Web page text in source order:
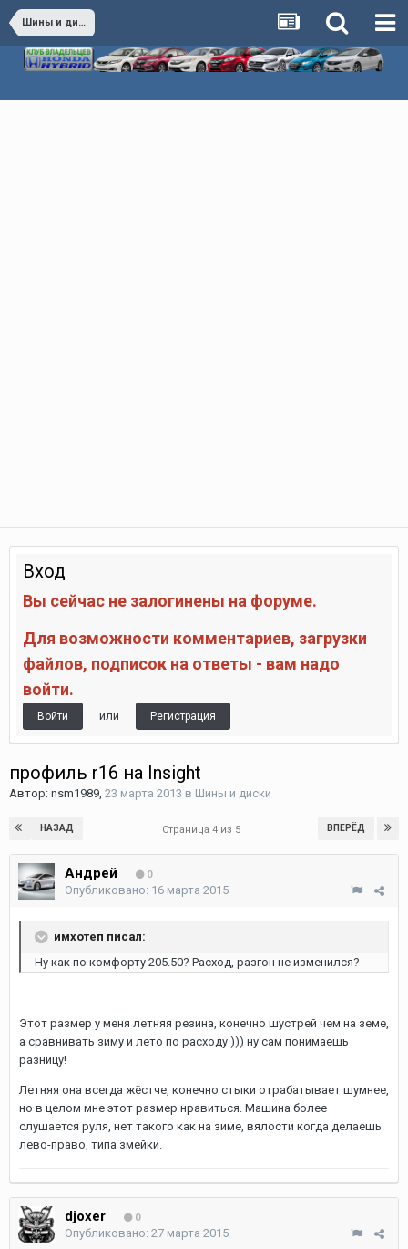
Шины и диски
Вход
Вы сейчас не залогинены на форуме.
Для возможности комментариев, загрузки
файлов, подписок на ответы - вам надо
войти.
Войти или Регистрация
профиль r16 на Insight
Автор: nsm1989, 23 марта 2013 в Шины и диски
НАЗАД ВПЕРЁД
Страница 4 из 5
Андрей 0
Опубликовано: 16 марта 2015
имхотеп писал:
Ну как по комфорту 205.50? Расход, разгон не изменился?
Этот размер у меня летняя резина, конечно шустрей чем на земе,
а сравнивать зиму и лето по расходу ))) ну сам понимаешь
разницу!
Летняя она всегда жёстче, конечно стыки отрабатывает шумнее,
но в целом мне этот размер нравиться. Машина более
слушается руля, нет такого как на зиме, вялости когда делаешь
лево-право, типа змейки.
djoxer 0
Опубликовано: 27 марта 2015